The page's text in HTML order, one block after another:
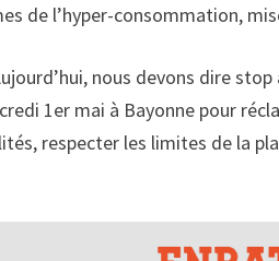
de l’hyper-consommation,
nous devons dire
1er mai à Bayonne pour
respecter les limites de la